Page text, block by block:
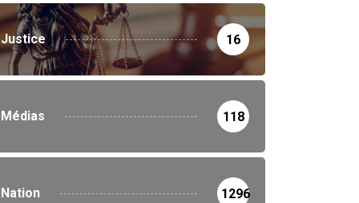
Justice 16
Médias 118
Nation 1296